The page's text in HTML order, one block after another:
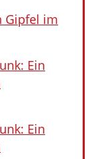
Gipfel im
Ein
Ein